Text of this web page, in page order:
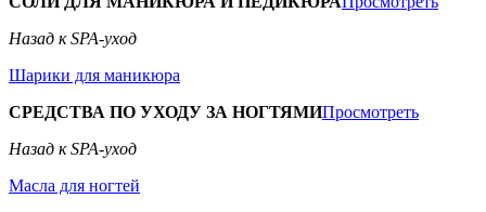
Назад к SPA-уход
Шарики для маникюра
СРЕДСТВА ПО УХОДУ ЗА НОГТЯМИПросмотреть
Назад к SPA-уход
Масла для ногтей